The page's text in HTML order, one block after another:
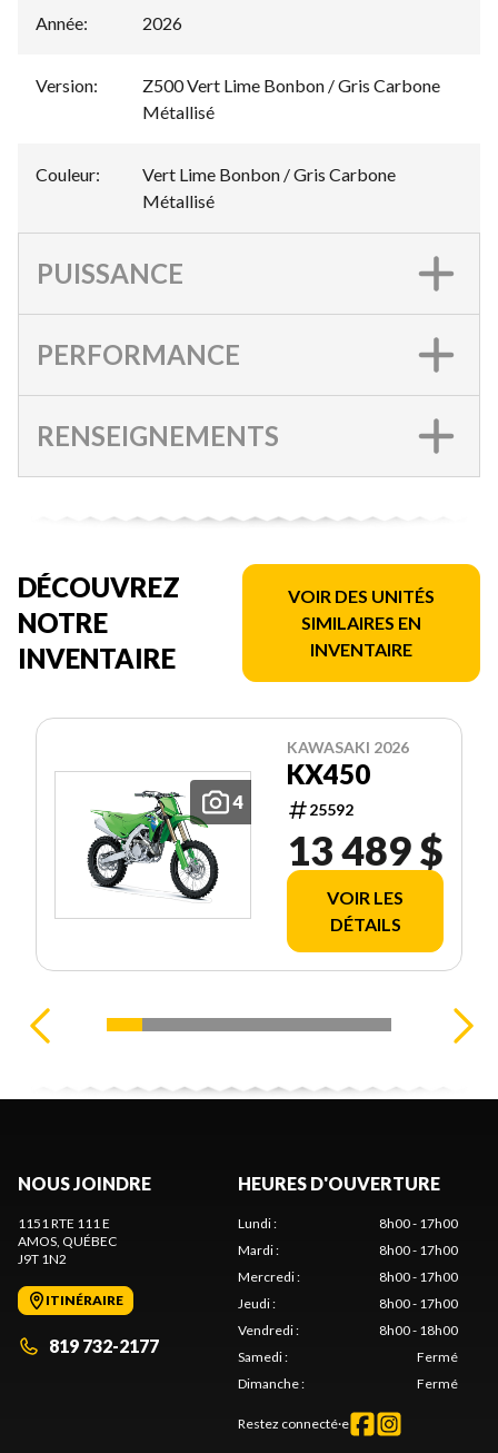
Année: 2026
Version:
Z500 Vert Lime Bonbon / Gris Carbone
Métallisé
Couleur:
Vert Lime Bonbon / Gris Carbone
Métallisé
PUISSANCE
PERFORMANCE
RENSEIGNEMENTS
DÉCOUVREZ
NOTRE
INVENTAIRE
VOIR DES UNITÉS
SIMILAIRES EN
INVENTAIRE
4
KAWASAKI 2026
KX450
25592
13 489 $
VOIR LES
DÉTAILS
NOUS JOINDRE
1151 RTE 111 E
AMOS, QUÉBEC
J9T 1N2
ITINÉRAIRE
819 732-2177
HEURES D'OUVERTURE
Lundi:
8h00 - 17h00
Mardi:
8h00 - 17h00
Mercredi:
8h00 - 17h00
Jeudi:
8h00 - 17h00
Vendredi:
8h00 - 18h00
Samedi:
Fermé
Dimanche: Fermé
Restez connecté·e